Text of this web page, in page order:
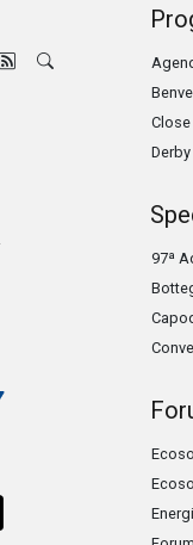
Close
97ª